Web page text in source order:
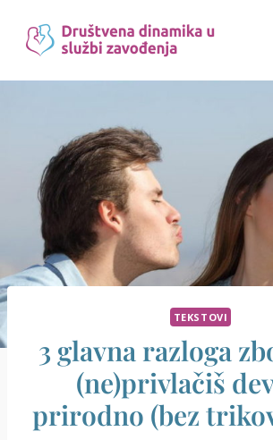
content
TEKSTOVI
3 glavna razloga
(ne)privlačiš
prirodno (bez